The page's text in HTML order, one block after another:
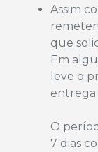
Assim
que
Em
leve o
entrega
O
7 dias